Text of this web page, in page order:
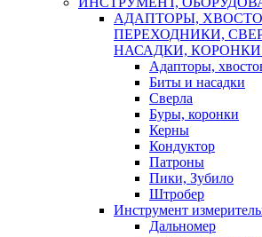
АДАПТОРЫ,
ПЕРЕХОДНИКИ,
НАСАДКИ, КОРОНКИ
Адапторы,
Биты и насадки
Сверла
Буры, коронки
Керны
Кондуктор
Патроны
Пики, Зубило
Штробер
Инструмент
Дальномер